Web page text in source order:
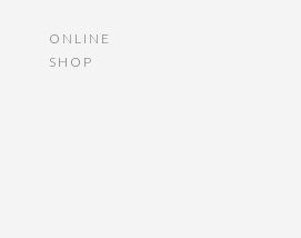
ONLINE
SHOP